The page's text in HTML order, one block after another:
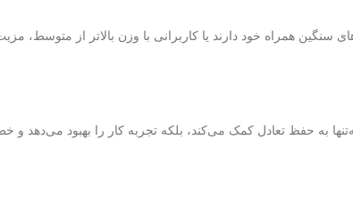
و ابزارهای سنگین همراه خود دارند یا کاربرانی با وزن بالاتر از
به حفظ تعادل کمک می‌کند، بلکه تجربه کار را بهبود می‌دهد